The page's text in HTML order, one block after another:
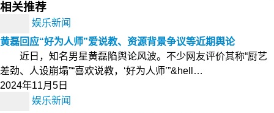
相关推荐
娱乐新闻
黄磊回应“好为人师”爱说教、资源背景争议等近期舆论
近日，知名男星黄磊陷舆论风波。不少网友评价其称“厨艺
差劲、人设崩塌”“喜欢说教，‘好为人师’”&hell…
2024年11月5日
娱乐新闻